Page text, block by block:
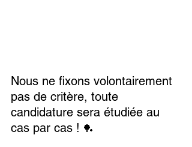
Nous ne fixons volontairement
pas de critère, toute
candidature sera étudiée au
cas par cas ! 🏓